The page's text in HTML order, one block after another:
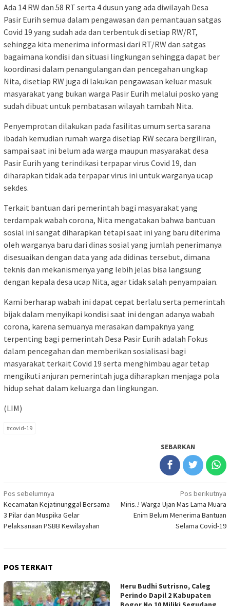
Ada 14 RW dan 58 RT serta 4 dusun yang ada diwilayah Desa
Pasir Eurih semua dalam pengawasan dan pemantauan satgas
Covid 19 yang sudah ada dan terbentuk di setiap RW/RT,
sehingga kita menerima informasi dari RT/RW dan satgas
bagaimana kondisi dan situasi lingkungan sehingga dapat ber
koordinasi dalam penangulangan dan pencegahan ungkap
Nita, disetiap RW juga di lakukan pengawasan keluar masuk
masyarakat yang bukan warga Pasir Eurih melalui posko yang
sudah dibuat untuk pembatasan wilayah tambah Nita.
Penyemprotan dilakukan pada fasilitas umum serta sarana
ibadah kemudian rumah warga disetiap RW secara bergiliran,
sampai saat ini belum ada warga maupun masyarakat desa
Pasir Eurih yang terindikasi terpapar virus Covid 19, dan
diharapkan tidak ada terpapar virus ini untuk warganya ucap
sekdes.
Terkait bantuan dari pemerintah bagi masyarakat yang
terdampak wabah corona, Nita mengatakan bahwa bantuan
sosial ini sangat diharapkan tetapi saat ini yang baru diterima
oleh warganya baru dari dinas sosial yang jumlah penerimanya
disesuaikan dengan data yang ada didinas tersebut, dimana
teknis dan mekanismenya yang lebih jelas bisa langsung
dengan kepala desa ucap Nita, agar tidak salah penyampaian.
Kami berharap wabah ini dapat cepat berlalu serta pemerintah
bijak dalam menyikapi kondisi saat ini dengan adanya wabah
corona, karena semuanya merasakan dampaknya yang
terpenting bagi pemerintah Desa Pasir Eurih adalah Fokus
dalam pencegahan dan memberikan sosialisasi bagi
masyarakat terkait Covid 19 serta menghimbau agar tetap
mengikuti anjuran pemerintah juga diharapkan menjaga pola
hidup sehat dalam keluarga dan lingkungan.
(LIM)
#covid-19
SEBARKAN
Navigasi
pos
Pos sebelumnya
Kecamatan Kejatinunggal Bersama
3 Pilar dan Muspika Gelar
Pelaksanaan PSBB Kewilayahan
Pos berikutnya
Miris..! Warga Ujan Mas Lama Muara
Enim Belum Menerima Bantuan
Selama Covid-19
POS TERKAIT
Heru Budhi Sutrisno, Caleg
Perindo Dapil 2 Kabupaten